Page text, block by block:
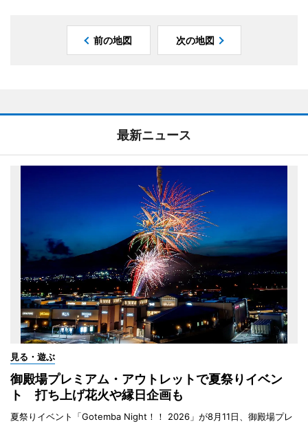
前の地図 次の地図
最新ニュース
見る・遊ぶ
御殿場プレミアム・アウトレットで夏祭りイベン
ト 打ち上げ花火や縁日企画も
夏祭りイベント「Gotemba Night！！ 2026」が8月11日、御殿場プレ